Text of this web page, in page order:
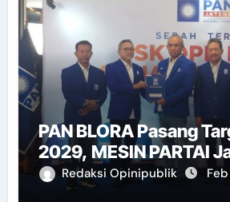
PAN BLORA Pasang
2029, MESIN PARTAI
Redaksi Opinipublik